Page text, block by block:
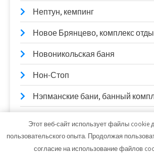
Нептун, кемпинг
Новое Брянцево, комплекс
Новоникольская баня
Нон-Стоп
Нэпманские бани, банный
монтажная компания
Олимп, спортивный клуб
Этот веб-сайт использует файлы cookie
пользовательского опыта. Продолжая
согласие на использование файлов